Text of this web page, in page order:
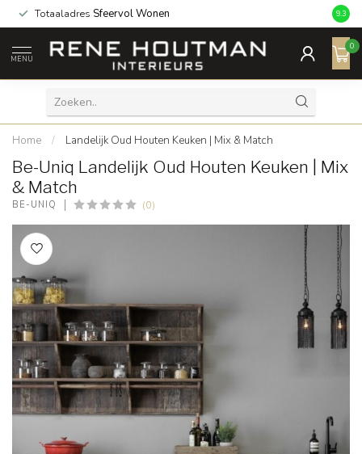
9.3
MENU
0
Home / Landelijk Oud Houten Keuken | Mix & Match
Be-Uniq Landelijk Oud Houten Keuken | Mix
& Match
BE-UNIQ (0)